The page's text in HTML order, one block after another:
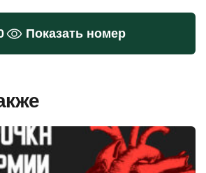
Показать номер